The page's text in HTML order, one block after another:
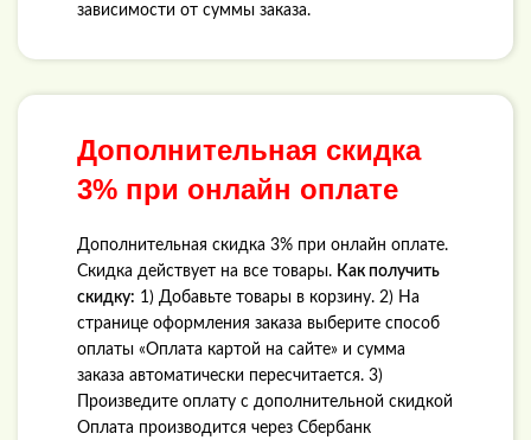
зависимости от суммы заказа.
Дополнительная скидка
3% при онлайн оплате
Дополнительная скидка 3% при онлайн оплате.
Скидка действует на все товары. Как получить
скидку: 1) Добавьте товары в корзину. 2) На
странице оформления заказа выберите способ
оплаты «Оплата картой на сайте» и сумма
заказа автоматически пересчитается. 3)
Произведите оплату с дополнительной скидкой
Оплата производится через Сбербанк